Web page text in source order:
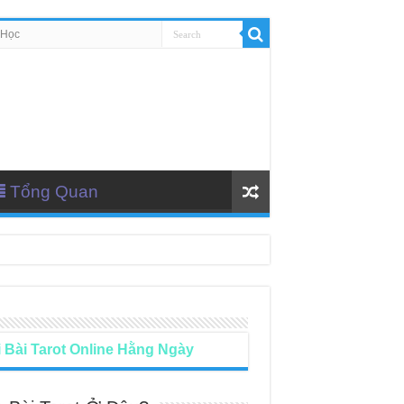
Tổng Quan
Bài Tarot Online Hằng Ngày